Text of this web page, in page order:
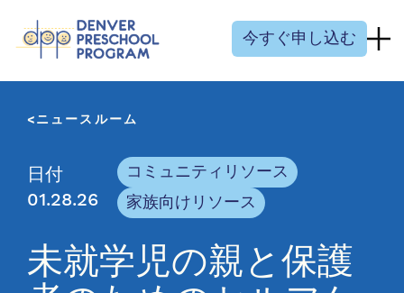
今すぐ申し込む
ニュースルーム
日付
01.28.26
コミュニティリソース
家族向けリソース
未就学児の親と保護